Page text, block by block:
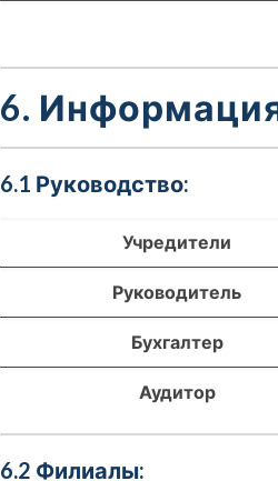
6.
6.1 Руководство:
Учредители
Руководитель
Бухгалтер
Аудитор
6.2 Филиалы: